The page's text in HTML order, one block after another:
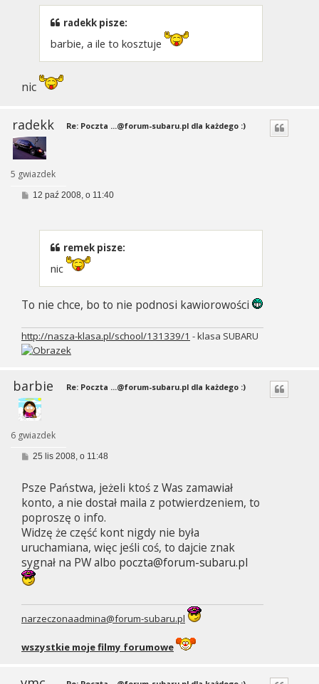
radekk pisze:
barbie, a ile to kosztuje
nic
radekk
5 gwiazdek
Re: Poczta ...@forum-subaru.pl dla każdego :)
P12 paź 2008, o 11:40
remek pisze:
nic
To nie chce, bo to nie podnosi kawiorowości
http://nasza-klasa.pl/school/131339/1 - klasa SUBARU
barbie
6 gwiazdek
Re: Poczta ...@forum-subaru.pl dla każdego :)
P
t
25 lis 2008, o 11:48
Psze Państwa, jeżeli ktoś z Was zamawiał
konto, a nie dostał maila z potwierdzeniem, to
poproszę o info.
Widzę że część kont nigdy nie była
uruchamiana, więc jeśli coś, to dajcie znak
sygnał na PW albo poczta@forum-subaru.pl
narzeczonaadmina@forum-subaru.pl
wszystkie moje filmy forumowe